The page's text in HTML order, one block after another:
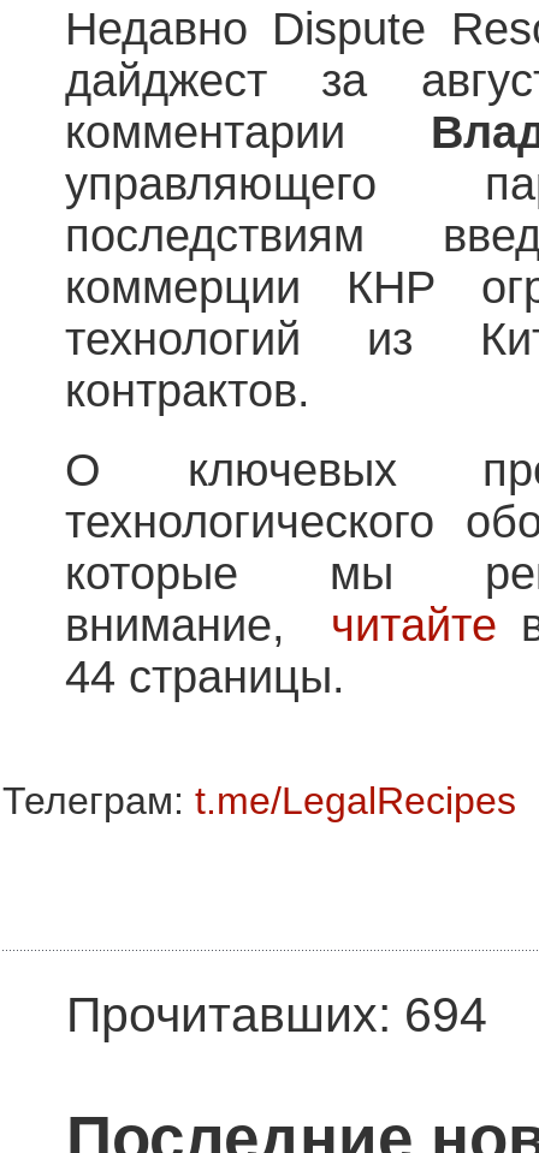
Недавно Dispute
дайджест за
комментарии
управляющего
последствиям
коммерции КНР
технологий из
контрактов.
О ключевых
технологического
которые мы
внимание, читайте
44 страницы.
Телеграм: t.me/LegalRecipes
Прочитавших: 694
Последние